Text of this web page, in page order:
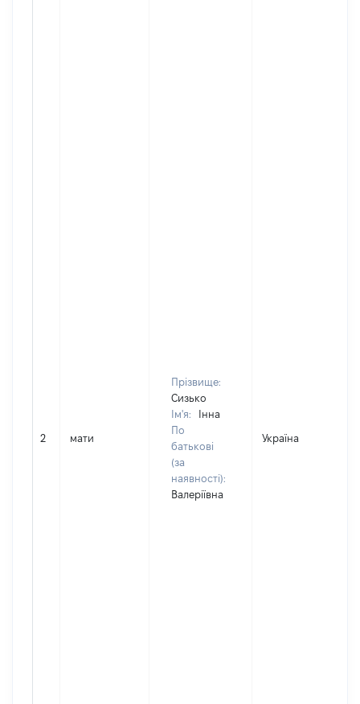
2 мати
Прізвище:
Сизько
Ім'я:
Інна
По
батькові
(за
наявності):
Валеріївна
Україна